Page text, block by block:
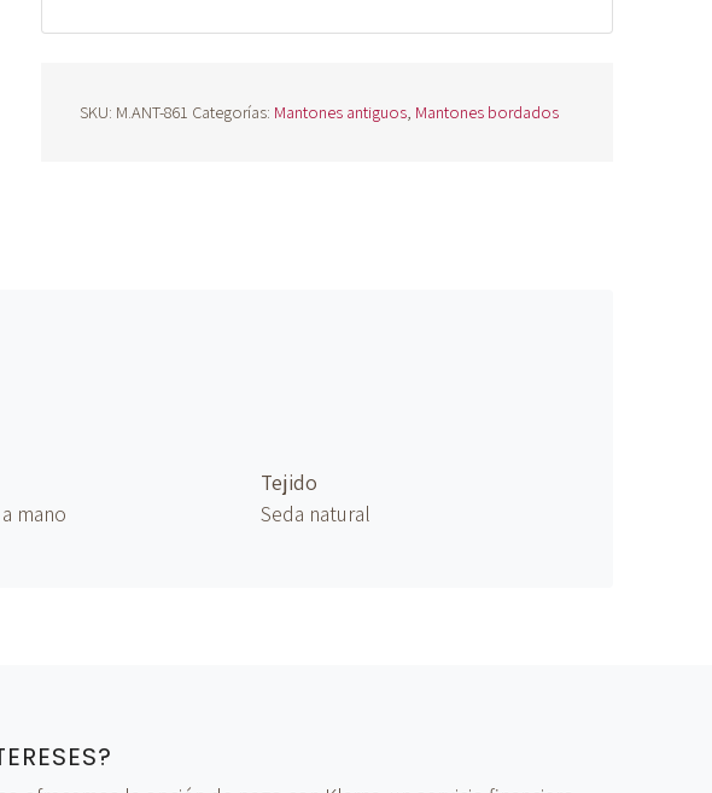
cantidad
SKU: M.ANT-861 Categorías: Mantones antiguos, Mantones bordados
a mano
Tejido
Seda natural